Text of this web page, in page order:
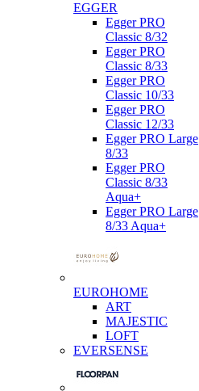
EGGER
Egger PRO
Classic 8/32
Egger PRO
Classic 8/33
Egger PRO
Classic 10/33
Egger PRO
Classic 12/33
Egger PRO Large
8/33
Egger PRO
Classic 8/33
Aqua+
Egger PRO Large
8/33 Aqua+
EUROHOME
ART
MAJESTIC
LOFT
EVERSENSE